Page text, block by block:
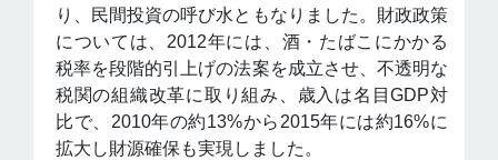
り、民間投資の呼び水ともなりました。財政政策
については、2012年には、酒・たばこにかかる
税率を段階的引上げの法案を成立させ、不透明な
税関の組織改革に取り組み、歳入は名目GDP対
比で、2010年の約13%から2015年には約16%に
拡大し財源確保も実現しました。